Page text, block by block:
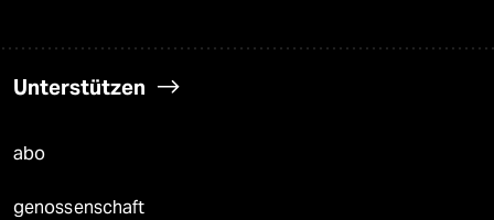
Unterstützen
abo
genossenschaft